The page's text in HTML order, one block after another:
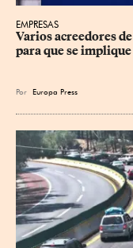
EMPRESAS
Varios acreedores
para que se
Por Europa Press